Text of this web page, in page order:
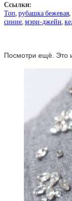
Ссылки:
Топ,рубашка бежевая,
синие,мэри-джейн,
Посмотри ещё. Это